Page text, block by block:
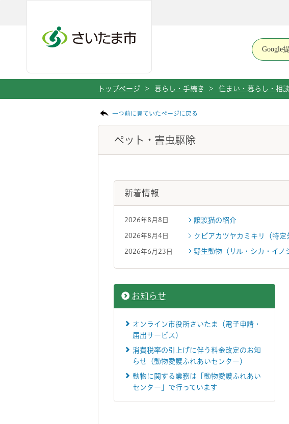
トップページ > 暮らし・手続き > 住まい・暮らし・相談
一つ前に見ていたページに戻る
ペット・害虫駆除
新着情報
2026年8月8日 譲渡猫の紹介
2026年8月4日 クビアカツヤカミキリ（特
2026年6月23日 野生動物（サル・シカ・イノ
お知らせ
オンライン市役所さいたま（電子申請・
届出サービス）
消費税率の引上げに伴う料金改定のお知
らせ（動物愛護ふれあいセンター）
動物に関する業務は「動物愛護ふれあい
センター」で行っています